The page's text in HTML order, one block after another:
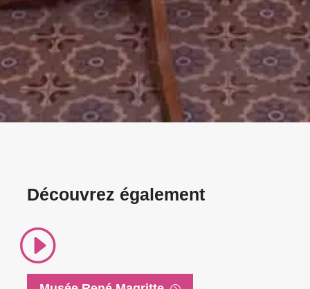
Découvrez également
I